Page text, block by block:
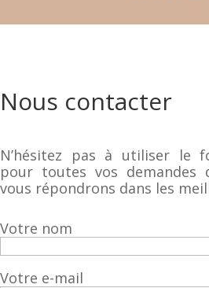
Nous contacter
N’hésitez pas à utiliser le
pour toutes vos demandes
vous répondrons dans les
Votre nom
Votre e-mail